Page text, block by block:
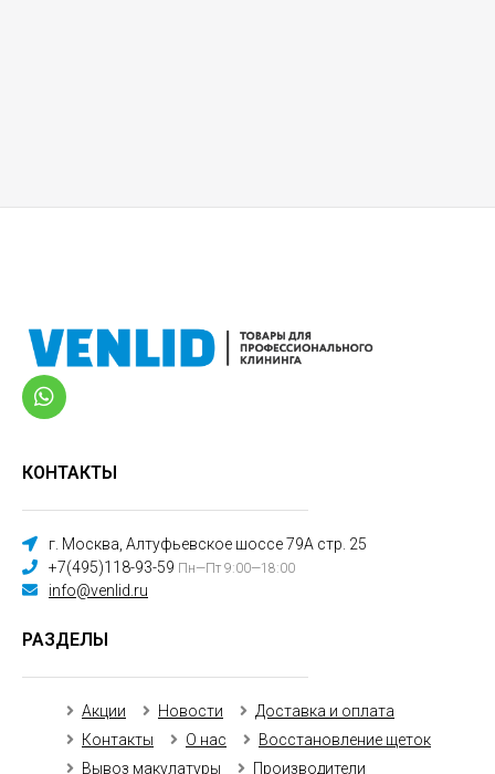
КОНТАКТЫ
г. Москва, Алтуфьевское шоссе 79А стр. 25
+7(495)118-93-59 Пн—Пт 9:00—18:00
info@venlid.ru
РАЗДЕЛЫ
Акции Новости
Доставка и оплата
Контакты
О нас
Восстановление щеток
Вывоз макулатуры
Производители